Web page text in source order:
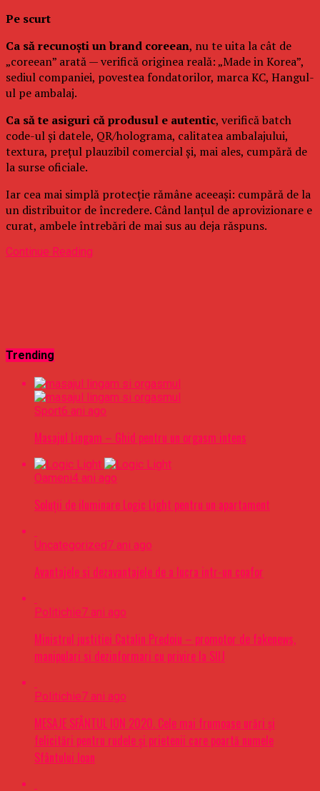
Pe scurt
Ca să recunoști un brand coreean, nu te uita la cât de
„coreean” arată — verifică originea reală: „Made in Korea”,
sediul companiei, povestea fondatorilor, marca KC, Hangul-
ul pe ambalaj.
Ca să te asiguri că produsul e autentic, verifică batch
code-ul și datele, QR/holograma, calitatea ambalajului,
textura, prețul plauzibil comercial și, mai ales, cumpără de
la surse oficiale.
Iar cea mai simplă protecție rămâne aceeași: cumpără de la
un distribuitor de încredere. Când lanțul de aprovizionare e
curat, ambele întrebări de mai sus au deja răspuns.
Continue Reading
Trending
Sport6 ani ago
Masajul Lingam – Ghid pentru un orgasm intens
Oameni4 ani ago
Soluții de iluminare Logic Light pentru un apartament
Uncategorized7 ani ago
Avantajele si dezavantajele de a lucra intr-un coafor
Politichie7 ani ago
Ministrul justitiei Catalin Predoiu – promotor de fakenews,
manipulari si dezinformari cu privire la SIIJ
Politichie7 ani ago
MESAJE SFÂNTUL ION 2020. Cele mai frumoase urări şi
felicitări pentru rudele şi prietenii care poartă numele
Sfântului Ioan